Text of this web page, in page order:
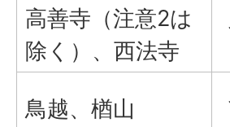
高善寺（注意2は
除く）、西法寺
鳥越、楢山